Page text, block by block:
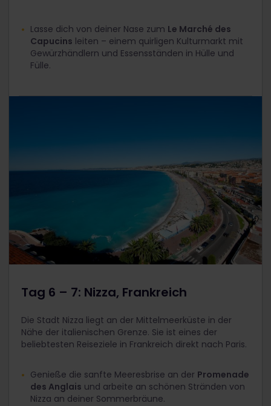
Lasse dich von deiner Nase zum Le Marché des
Capucins leiten – einem quirligen Kulturmarkt mit
Gewürzhändlern und Essensständen in Hülle und
Fülle.
Tag 6 – 7: Nizza, Frankreich
Die Stadt Nizza liegt an der Mittelmeerküste in der
Nähe der italienischen Grenze. Sie ist eines der
beliebtesten Reiseziele in Frankreich direkt nach Paris.
Genieße die sanfte Meeresbrise an der Promenade
des Anglais und arbeite an schönen Stränden von
Nizza an deiner Sommerbräune.